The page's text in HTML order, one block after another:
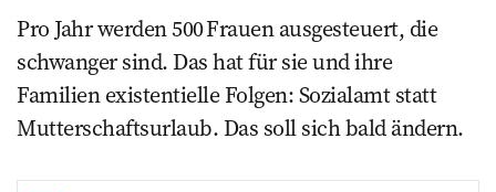
Pro Jahr werden ­500 ­Frauen ausgesteuert, die
schwanger sind. Das hat für sie und ihre
Familien existentielle Folgen: Sozialamt statt
Mutterschaftsurlaub. Das soll sich bald ändern.